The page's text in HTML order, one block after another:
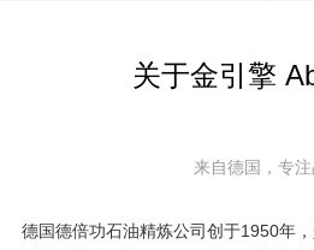
关于金引擎
来自德国，专
德国德倍功石油精炼公司创于1950年